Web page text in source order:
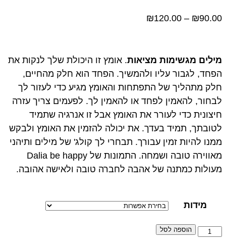
₪90.00
–
₪120.00
מילים מגשימות מציאות. אומץ זו היכולת שלך לנקות את
הפחד, לגבור עליו ולהמשיך. הפחד הוא חלק מהחיים,
חלק מתהליך של התפתחות והאומץ מגיע כדי לעזור לך
לבחור, להאמין לפחד או להאמין לך. לפעמים צריך עזרה
חיצונית כדי לעורר את האומץ אבל זו אנרגיה שתמיד
לטובתך, תמיד בעדך. את יכולה להזמין את האומץ ולבקש
ממנו להיות זמין עבורך. תבחרי לך קולג' של מילים ותיהני
מאווירה טובה ושמחה. התמונות של Dalia be happy
מעולות כמתנה של אהבה לחברה טובה ולאישה אהובה.
מידות
הוספה לסל